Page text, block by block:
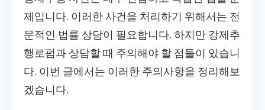
제입니다. 이러한 사건을 처리하기 위해서는 전
문적인 법률 상담이 필요합니다. 하지만 강제추
행로펌과 상담할 때 주의해야 할 점들이 있습니
다. 이번 글에서는 이러한 주의사항을 정리해보
겠습니다.